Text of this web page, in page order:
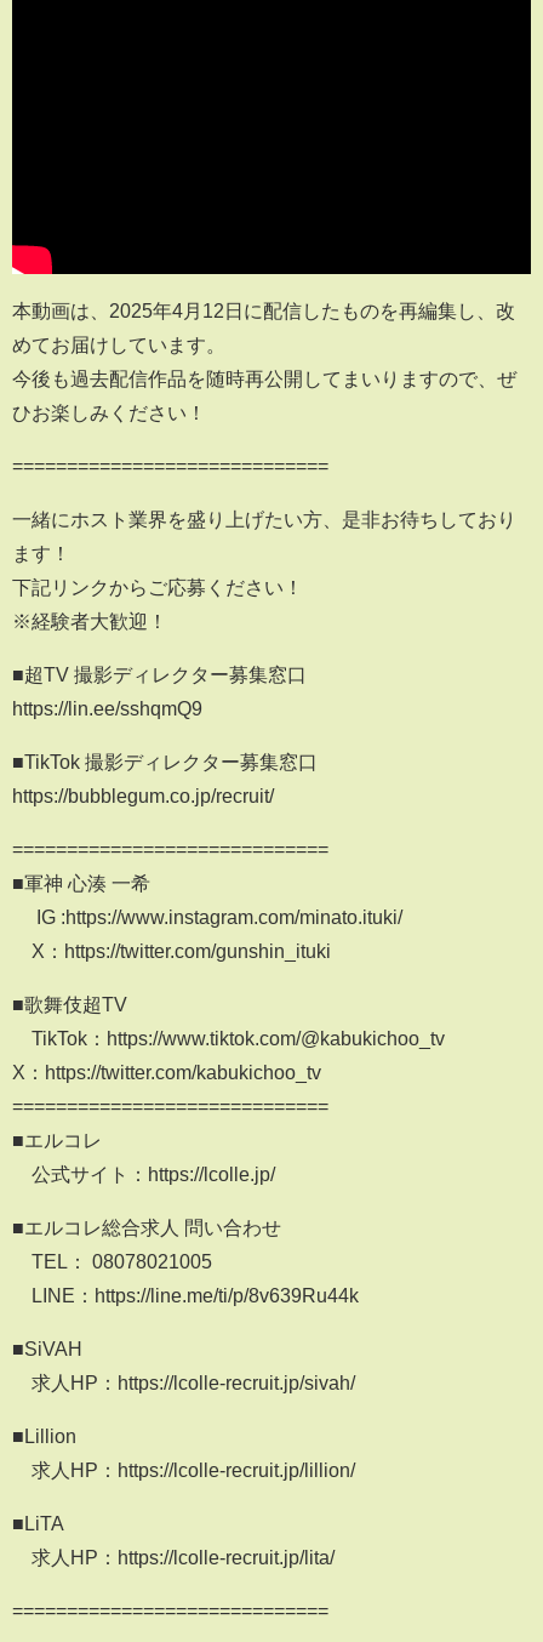
本動画は、2025年4月12日に配信したものを再編集し、改
めてお届けしています。
今後も過去配信作品を随時再公開してまいりますので、ぜ
ひお楽しみください！
=============================
一緒にホスト業界を盛り上げたい方、是非お待ちしており
ます！
下記リンクからご応募ください！
※経験者大歓迎！
■超TV 撮影ディレクター募集窓口
https://lin.ee/sshqmQ9
■TikTok 撮影ディレクター募集窓口
https://bubblegum.co.jp/recruit/
=============================
■軍神 心湊 一希
IG :https://www.instagram.com/minato.ituki/
X：https://twitter.com/gunshin_ituki
■歌舞伎超TV
TikTok：https://www.tiktok.com/@kabukichoo_tv
X：https://twitter.com/kabukichoo_tv
=============================
■エルコレ
公式サイト：https://lcolle.jp/
■エルコレ総合求人 問い合わせ
TEL： 08078021005
LINE：https://line.me/ti/p/8v639Ru44k
■SiVAH
求人HP：https://lcolle-recruit.jp/sivah/
■Lillion
求人HP：https://lcolle-recruit.jp/lillion/
■LiTA
求人HP：https://lcolle-recruit.jp/lita/
=============================